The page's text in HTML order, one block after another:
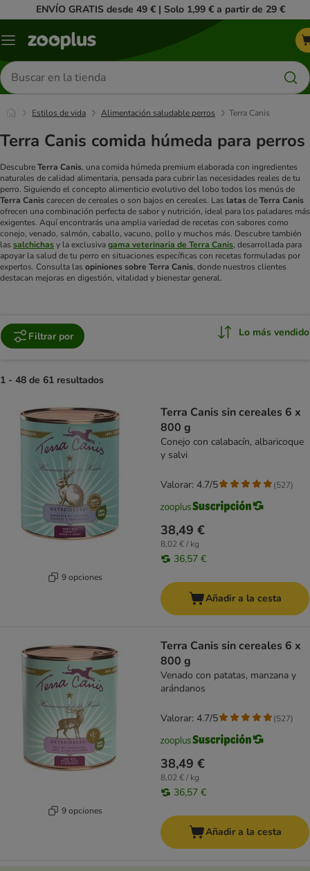
ENVÍO GRATIS desde 49 € | Solo 1,99 € a partir de 29 €
Menú
Buscar
productos
Estilos de vida Alimentación saludable perros Terra Canis
Terra Canis comida húmeda para perros
DescubreTerra Canis, una comida húmeda premium elaborada con ingredientes
naturales de calidad alimentaria, pensada para cubrir las necesidades reales de tu
perro. Siguiendo el concepto alimenticio evolutivo del lobo todos los menús de
Terra Caniscarecen de cereales o son bajos en cereales. Las latasdeTerra Canis
ofrecen una combinación perfecta de sabor y nutrición, ideal para los paladares más
exigentes. Aquí encontrarás una amplia variedad de recetas con sabores como
conejo, venado, salmón, caballo, vacuno, pollo y muchos más. Descubre también
las salchichasy la exclusivagama veterinaria de Terra Canis, desarrollada para
apoyar la salud de tu perro en situaciones específicas con recetas formuladas por
expertos. Consulta las opiniones sobre Terra Canis, donde nuestros clientes
destacan mejoras en digestión, vitalidad y bienestar general.
Filtrar por Lo más vendido
1 - 48 de 61 resultados
9 opciones
Terra Canis sin cereales 6 x
800 g
Conejo con calabacín, albaricoque
y salvi
38,49 €
8,02 € / kg
36,57 €
Valorar: 4.7/5 (527)
Añadir a la cesta
9 opciones
Terra Canis sin cereales 6 x
800 g
Venado con patatas, manzana y
arándanos
38,49 €
8,02 € / kg
36,57 €
Valorar: 4.7/5 (527)
Añadir a la cesta